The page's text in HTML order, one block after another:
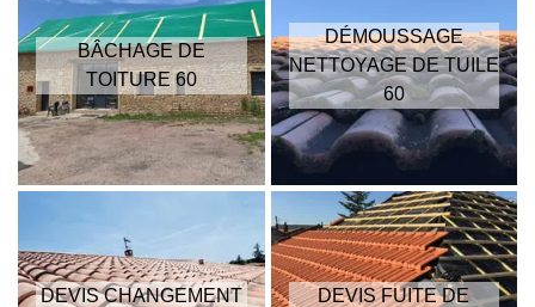
BÂCHAGE DE
TOITURE 60
DÉMOUSSAGE
NETTOYAGE DE TUILE
60
DEVIS CHANGEMENT
DEVIS FUITE DE